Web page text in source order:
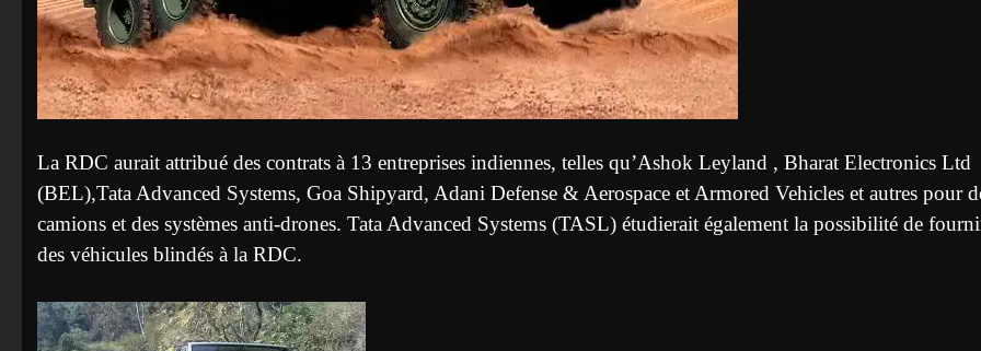
La RDC aurait attribué des contrats à 13 entreprises indiennes, telles qu’Ashok Leyland , Bharat Electronics Ltd
(BEL),Tata Advanced Systems, Goa Shipyard, Adani Defense & Aerospace et Armored Vehicles et autres pour
camions et des systèmes anti-drones. Tata Advanced Systems (TASL) étudierait également la possibilité de
des véhicules blindés à la RDC.